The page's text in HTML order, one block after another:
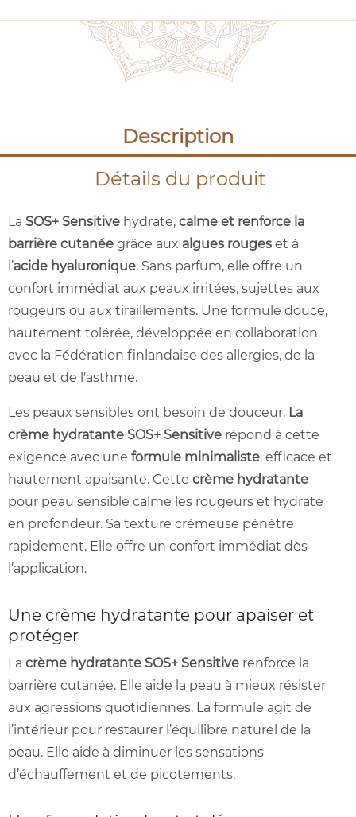
Description
Détails du produit
La SOS+ Sensitive hydrate, calme et renforce la
barrière cutanée grâce aux algues rouges et à
l’acide hyaluronique. Sans parfum, elle offre un
confort immédiat aux peaux irritées, sujettes aux
rougeurs ou aux tiraillements. Une formule douce,
hautement tolérée, développée en collaboration
avec la Fédération finlandaise des allergies, de la
peau et de l'asthme.
Les peaux sensibles ont besoin de douceur. La
crème hydratante SOS+ Sensitive répond à cette
exigence avec une formule minimaliste, efficace et
hautement apaisante. Cette crème hydratante
pour peau sensible calme les rougeurs et hydrate
en profondeur. Sa texture crémeuse pénètre
rapidement. Elle offre un confort immédiat dès
l’application.
Une crème hydratante pour apaiser et
protéger
La crème hydratante SOS+ Sensitive renforce la
barrière cutanée. Elle aide la peau à mieux résister
aux agressions quotidiennes. La formule agit de
l’intérieur pour restaurer l’équilibre naturel de la
peau. Elle aide à diminuer les sensations
d’échauffement et de picotements.